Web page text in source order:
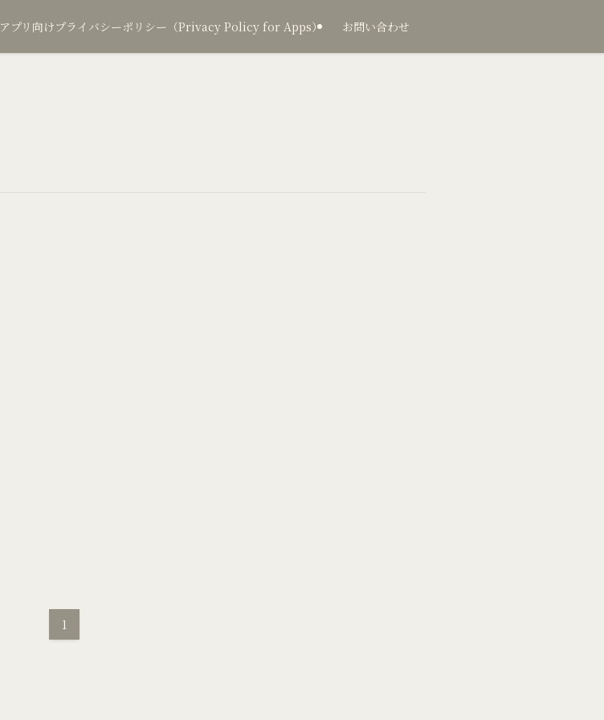
アプリ向けプライバシーポリシー（Privacy Policy for Apps） お問い合わせ
1